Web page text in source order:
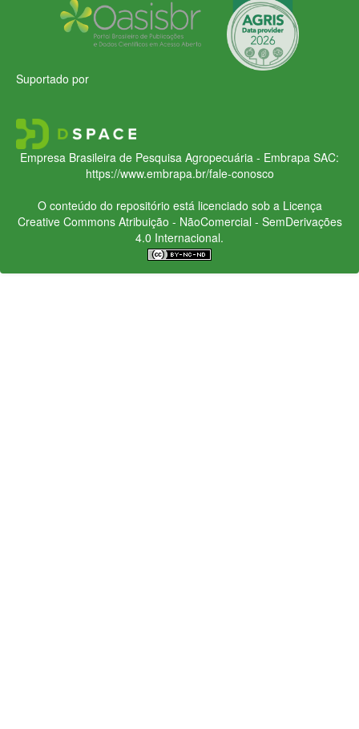
Suportado por
Empresa Brasileira de Pesquisa Agropecuária - Embrapa SAC:
https://www.embrapa.br/fale-conosco
O conteúdo do repositório está licenciado sob a Licença
Creative CommonsAtribuição - NãoComercial - SemDerivações
4.0 Internacional.